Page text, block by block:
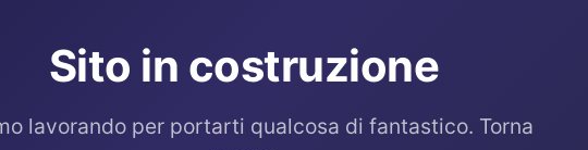
Sito in costruzione
lavorando per portarti qualcosa di fantastico. Torna